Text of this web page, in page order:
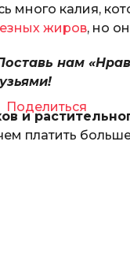
много калия,
жиров, но
нам
Поделиться
и
платить